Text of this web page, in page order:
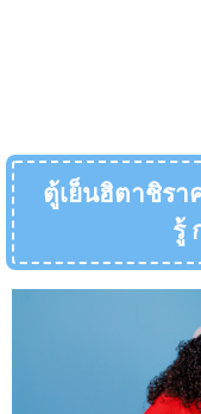
ตู้เย็นฮิตาชิร
รู้